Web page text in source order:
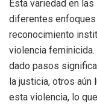
Esta variedad en
diferentes
reconocimiento
violencia
dado pasos
la justicia, otros aún
esta violencia, lo